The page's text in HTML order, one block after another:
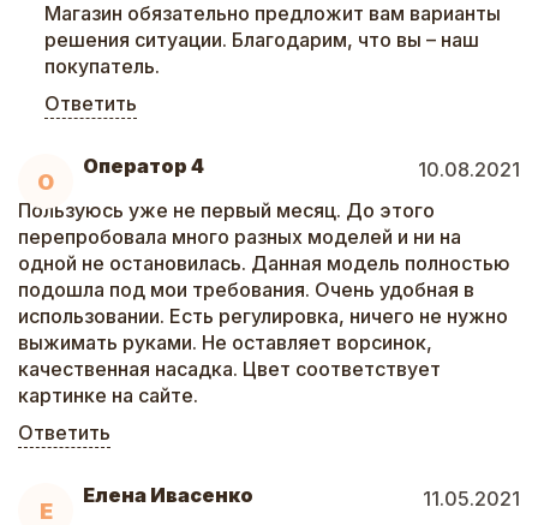
Магазин обязательно предложит вам варианты
решения ситуации. Благодарим, что вы – наш
покупатель.
Ответить
О
Оператор 4
10.08.2021
Пользуюсь уже не первый месяц. До этого
перепробовала много разных моделей и ни на
одной не остановилась. Данная модель полностью
подошла под мои требования. Очень удобная в
использовании. Есть регулировка, ничего не нужно
выжимать руками. Не оставляет ворсинок,
качественная насадка. Цвет соответствует
картинке на сайте.
Ответить
Е
Елена Ивасенко
11.05.2021